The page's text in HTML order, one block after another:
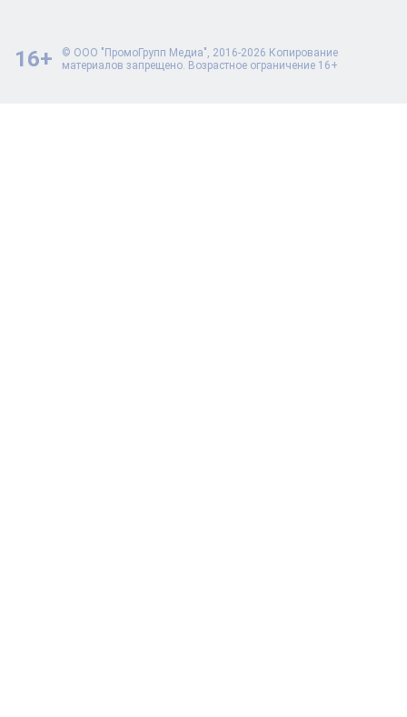
© ООО "ПромоГрупп Медиа", 2016-2026 Копирование
материалов запрещено. Возрастное ограничение 16+
16+